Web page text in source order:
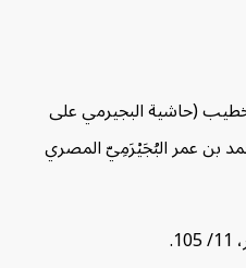
(حاشية البجيرمي على
عمر البُجَيْرَمِيّ المصري